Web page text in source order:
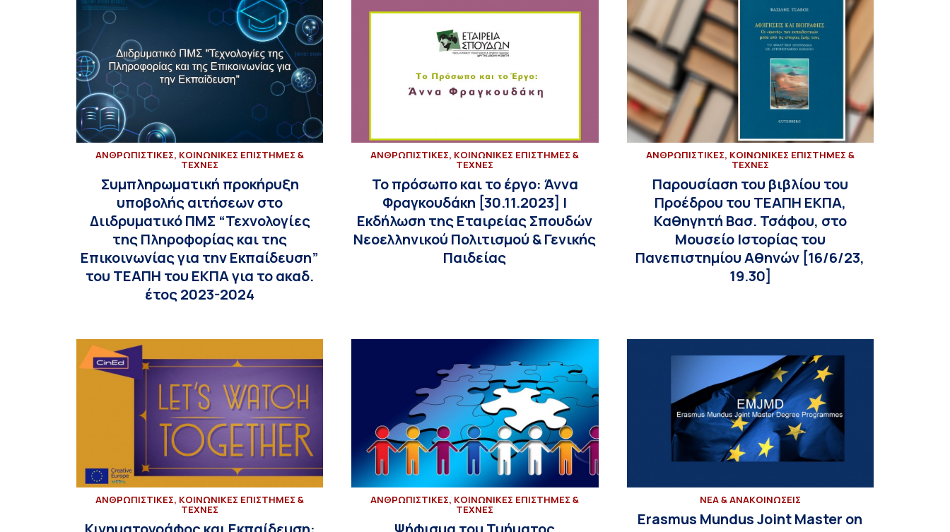
ΑΝΘΡΩΠΙΣΤΙΚΕΣ, ΚΟΙΝΩΝΙΚΕΣ ΕΠΙΣΤΗΜΕΣ &
ΤΕΧΝΕΣ
Συμπληρωματική προκήρυξη
υποβολής αιτήσεων στο
Διιδρυματικό ΠΜΣ “Τεχνολογίες
της Πληροφορίας και της
Επικοινωνίας για την Εκπαίδευση”
του ΤΕΑΠΗ του ΕΚΠΑ για το ακαδ.
έτος 2023-2024
ΑΝΘΡΩΠΙΣΤΙΚΕΣ, ΚΟΙΝΩΝΙΚΕΣ ΕΠΙΣΤΗΜΕΣ &
ΤΕΧΝΕΣ
Το πρόσωπο και το έργο: Άννα
Φραγκουδάκη [30.11.2023] |
Εκδήλωση της Εταιρείας Σπουδών
Νεοελληνικού Πολιτισμού & Γενικής
Παιδείας
ΑΝΘΡΩΠΙΣΤΙΚΕΣ, ΚΟΙΝΩΝΙΚΕΣ ΕΠΙΣΤΗΜΕΣ &
ΤΕΧΝΕΣ
Παρουσίαση του βιβλίου του
Προέδρου του ΤΕΑΠΗ ΕΚΠΑ,
Καθηγητή Βασ. Τσάφου, στο
Μουσείο Ιστορίας του
Πανεπιστημίου Αθηνών [16/6/23,
19.30]
ΑΝΘΡΩΠΙΣΤΙΚΕΣ, ΚΟΙΝΩΝΙΚΕΣ ΕΠΙΣΤΗΜΕΣ &
ΤΕΧΝΕΣ
ΑΝΘΡΩΠΙΣΤΙΚΕΣ, ΚΟΙΝΩΝΙΚΕΣ ΕΠΙΣΤΗΜΕΣ &
ΤΕΧΝΕΣ
ΝΕΑ & ΑΝΑΚΟΙΝΩΣΕΙΣ
Erasmus Mundus Joint Master on